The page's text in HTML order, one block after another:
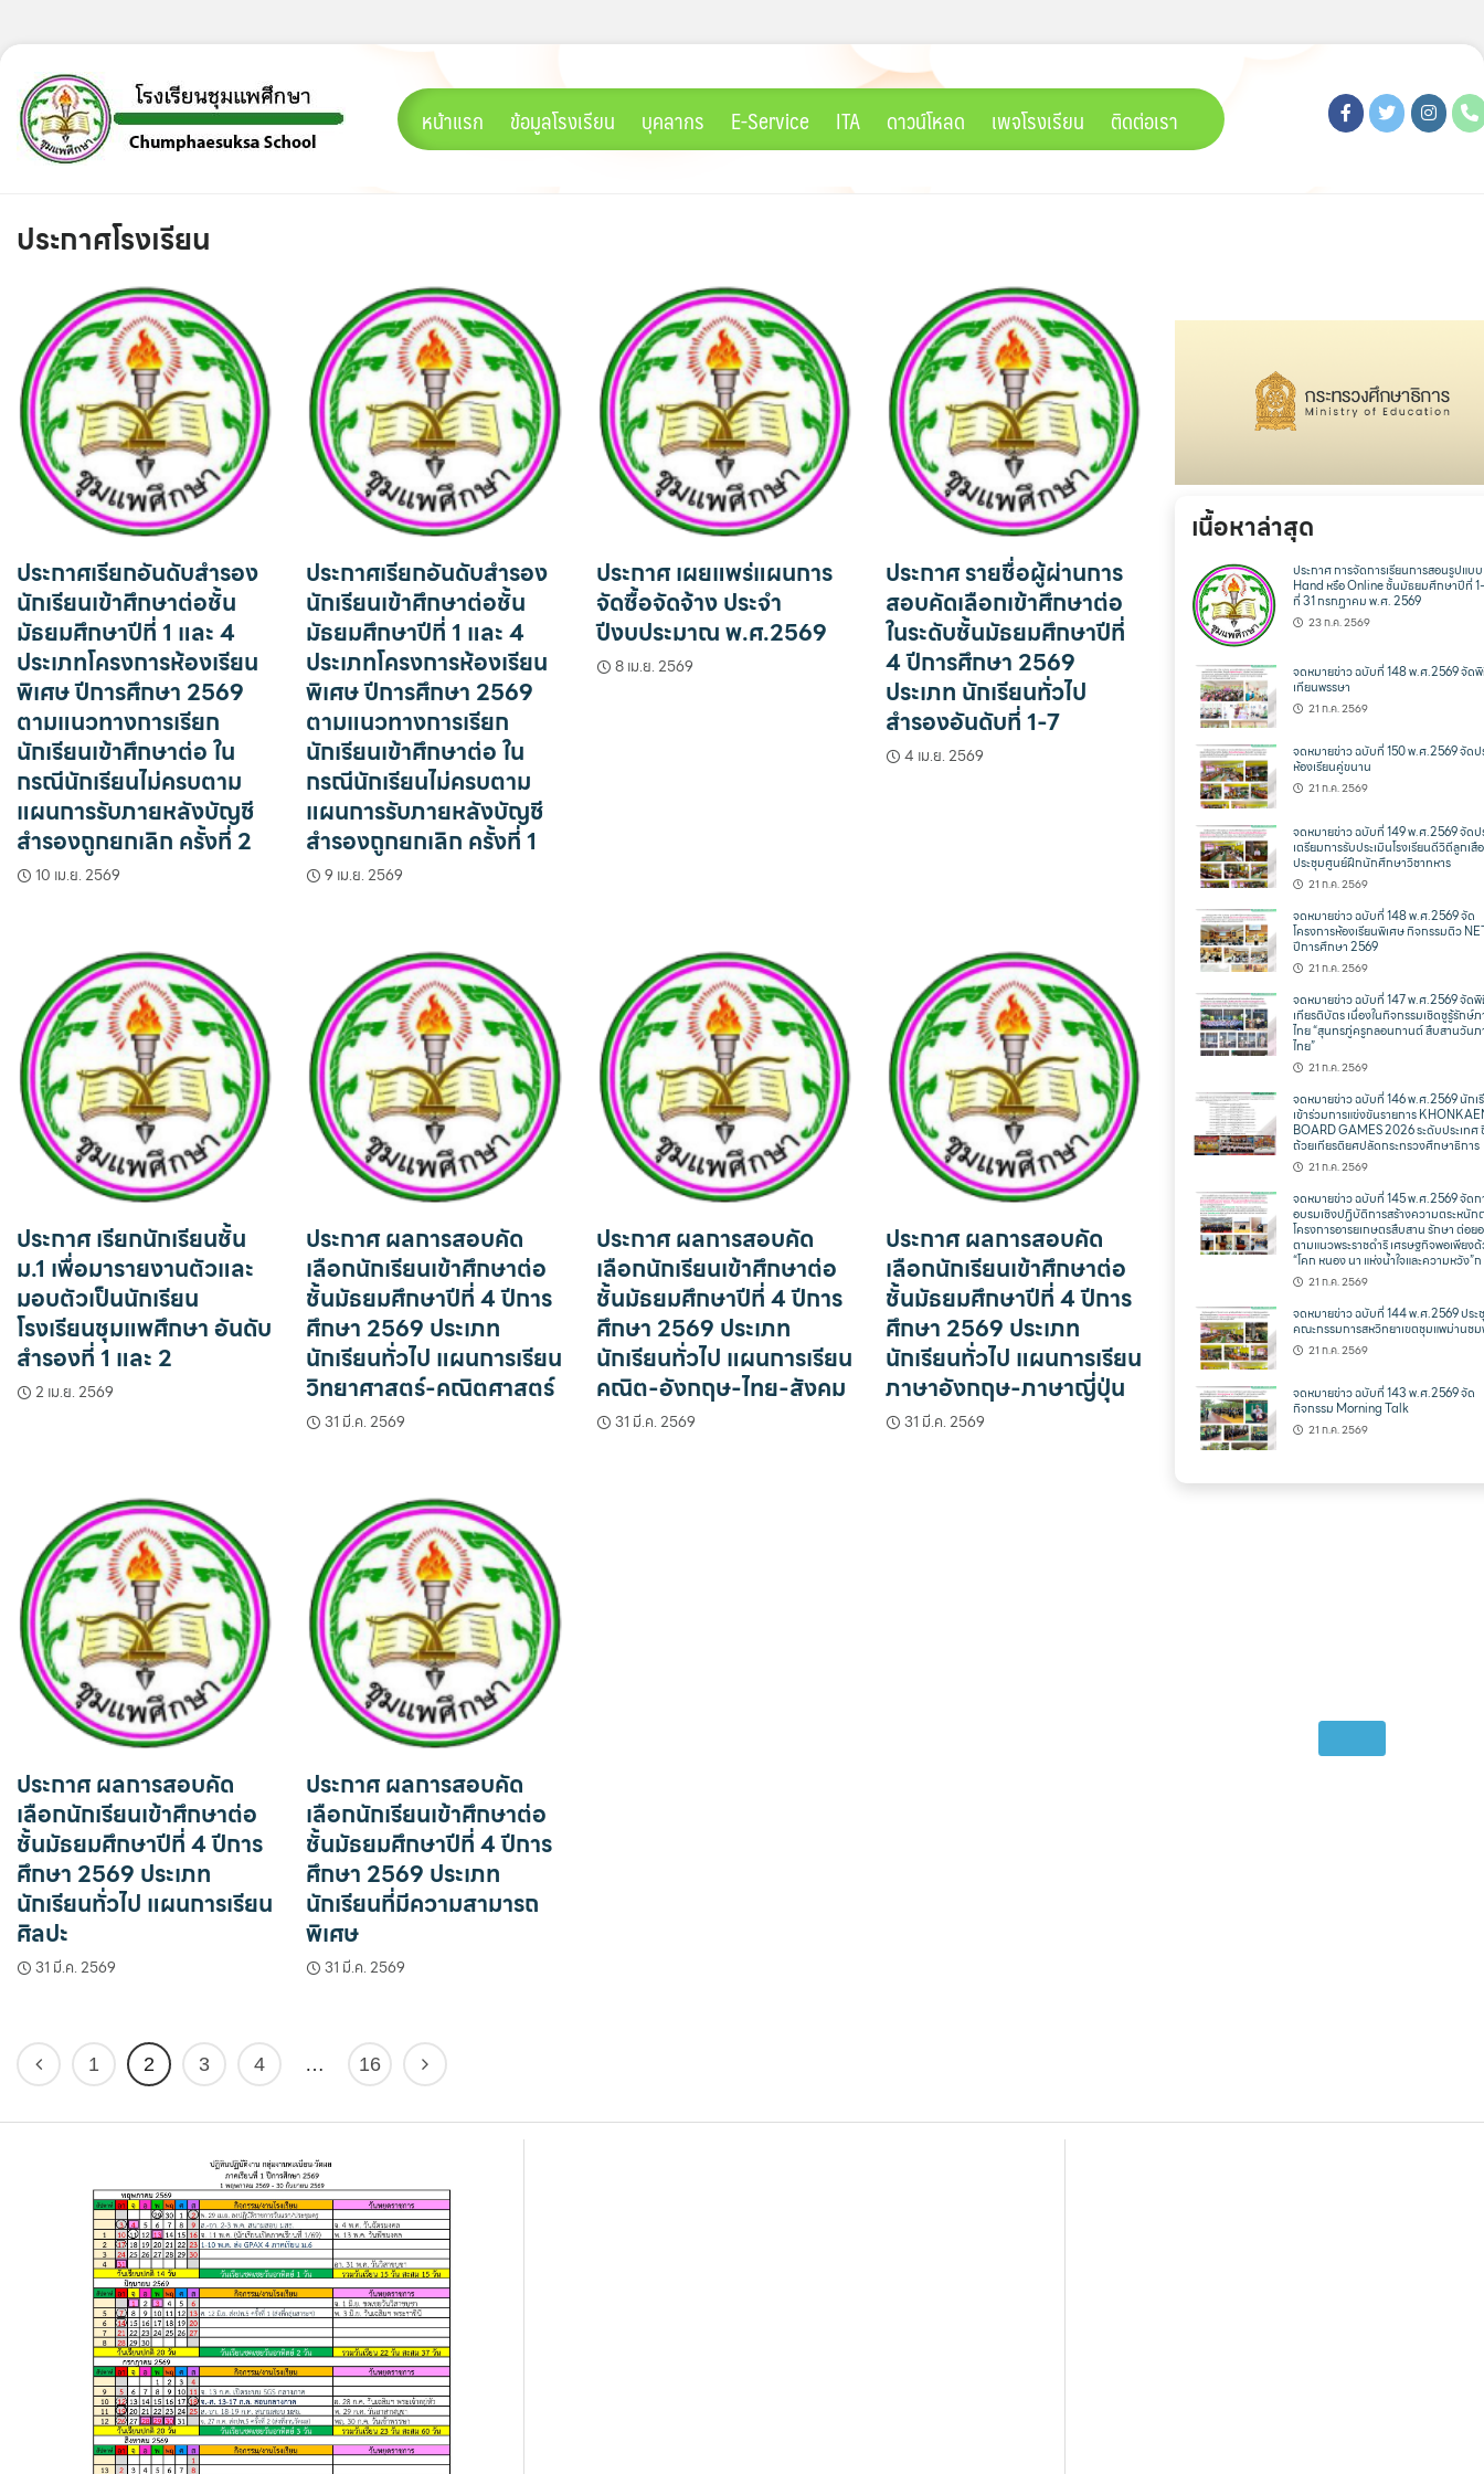
content
หน้าแรก ข้อมูลโรงเรียน บุคลากร E-Service ITA ดาวน์โหลด เพจโรงเรียน ติดต่อเรา
ประกาศโรงเรียน
ประกาศเรียกอันดับสำรอง
นักเรียนเข้าศึกษาต่อชั้น
มัธยมศึกษาปีที่ 1 และ 4
ประเภทโครงการห้องเรียน
พิเศษ ปีการศึกษา 2569
ตามแนวทางการเรียก
นักเรียนเข้าศึกษาต่อ ใน
กรณีนักเรียนไม่ครบตาม
แผนการรับภายหลังบัญชี
สำรองถูกยกเลิก ครั้งที่ 2
10 เม.ย. 2569
ประกาศเรียกอันดับสำรอง
นักเรียนเข้าศึกษาต่อชั้น
มัธยมศึกษาปีที่ 1 และ 4
ประเภทโครงการห้องเรียน
พิเศษ ปีการศึกษา 2569
ตามแนวทางการเรียก
นักเรียนเข้าศึกษาต่อ ใน
กรณีนักเรียนไม่ครบตาม
แผนการรับภายหลังบัญชี
สำรองถูกยกเลิก ครั้งที่ 1
9 เม.ย. 2569
ประกาศ เผยแพร่แผนการ
จัดซื้อจัดจ้าง ประจำ
ปีงบประมาณ พ.ศ.2569
8 เม.ย. 2569
ประกาศ รายชื่อผู้ผ่านการ
สอบคัดเลือกเข้าศึกษาต่อ
ในระดับชั้นมัธยมศึกษาปีที่
4 ปีการศึกษา 2569
ประเภท นักเรียนทั่วไป
สำรองอันดับที่ 1-7
4 เม.ย. 2569
ประกาศ เรียกนักเรียนชั้น
ม.1 เพื่อมารายงานตัวและ
มอบตัวเป็นนักเรียน
โรงเรียนชุมแพศึกษา อันดับ
สำรองที่ 1 และ 2
2 เม.ย. 2569
ประกาศ ผลการสอบคัด
เลือกนักเรียนเข้าศึกษาต่อ
ชั้นมัธยมศึกษาปีที่ 4 ปีการ
ศึกษา 2569 ประเภท
นักเรียนทั่วไป แผนการเรียน
วิทยาศาสตร์-คณิตศาสตร์
31 มี.ค. 2569
ประกาศ ผลการสอบคัด
เลือกนักเรียนเข้าศึกษาต่อ
ชั้นมัธยมศึกษาปีที่ 4 ปีการ
ศึกษา 2569 ประเภท
นักเรียนทั่วไป แผนการเรียน
คณิต-อังกฤษ-ไทย-สังคม
31 มี.ค. 2569
ประกาศ ผลการสอบคัด
เลือกนักเรียนเข้าศึกษาต่อ
ชั้นมัธยมศึกษาปีที่ 4 ปีการ
ศึกษา 2569 ประเภท
นักเรียนทั่วไป แผนการเรียน
ภาษาอังกฤษ-ภาษาญี่ปุ่น
31 มี.ค. 2569
ประกาศ ผลการสอบคัด
เลือกนักเรียนเข้าศึกษาต่อ
ชั้นมัธยมศึกษาปีที่ 4 ปีการ
ศึกษา 2569 ประเภท
นักเรียนทั่วไป แผนการเรียน
ศิลปะ
31 มี.ค. 2569
ประกาศ ผลการสอบคัด
เลือกนักเรียนเข้าศึกษาต่อ
ชั้นมัธยมศึกษาปีที่ 4 ปีการ
ศึกษา 2569 ประเภท
นักเรียนที่มีความสามารถ
พิเศษ
31 มี.ค. 2569
1 2 3 4 … 16
เนื้อหาล่าสุด
ประกาศ การจัดการเรียนการสอนรูปแบ
Hand หรือ Online ชั้นมัธยมศึกษาปีที่
ที่ 31 กรกฏาคม พ.ศ. 2569
23 ก.ค. 2569
จดหมายข่าว ฉบับที่ 148 พ.ศ.2569 จัด
เทียนพรรษา
21 ก.ค. 2569
จดหมายข่าว ฉบับที่ 150 พ.ศ.2569 จัดป
ห้องเรียนคู่ขนาน
21 ก.ค. 2569
จดหมายข่าว ฉบับที่ 149 พ.ศ.2569 จัดป
เตรียมการรับประเมินโรงเรียนดีวิถีลูกเสื
ประชุมศูนย์ฝึกนักศึกษาวิชาทหาร
21 ก.ค. 2569
จดหมายข่าว ฉบับที่ 148 พ.ศ.2569 จัด
โครงการห้องเรียนพิเศษ กิจกรรมติว
ปีการศึกษา 2569
21 ก.ค. 2569
จดหมายข่าว ฉบับที่ 147 พ.ศ.2569 จัด
เกียรติบัตร เนื่องในกิจกรรมเชิดชูรู้รักษ์
ไทย “สุนทรภู่ครูกลอนกานต์ สืบสานวันภ
ไทย”
21 ก.ค. 2569
จดหมายข่าว ฉบับที่ 146 พ.ศ.2569 นักเ
เข้าร่วมการแข่งขันรายการ
BOARD GAMES 2026 ระดับประเทศ
ถ้วยเกียรติยศปลัดกระทรวงศึกษาธิการ
21 ก.ค. 2569
จดหมายข่าว ฉบับที่ 145 พ.ศ.2569 จัดก
อบรมเชิงปฏิบัติการสร้างความตระหนัก
โครงการอารยเกษตรสืบสาน รักษา ต่อย
ตามแนวพระราชดำริ เศรษฐกิจพอเพียง
“โคก หนอง นา แห่งน้ำใจและความหวัง”ก
21 ก.ค. 2569
จดหมายข่าว ฉบับที่ 144 พ.ศ.2569 ประ
คณะกรรมการสหวิทยาเขตชุมแพม่านช
21 ก.ค. 2569
จดหมายข่าว ฉบับที่ 143 พ.ศ.2569 จัด
กิจกรรม Morning Talk
21 ก.ค. 2569